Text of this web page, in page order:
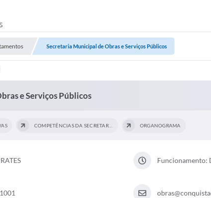
Secretaria Municipal de Obras e Serviços Públicos
e Serviços Públicos
COMPETÊNCIAS DA SECRETARIA MUNICIPAL DE... ORGANOGRAMA
Funcionamento: